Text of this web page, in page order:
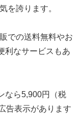
を誇ります。
での送料無料やお
利なサービスもあ
なら5,900円（税
告表示があります